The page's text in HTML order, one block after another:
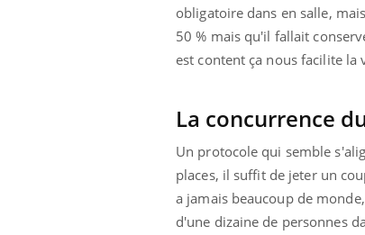
obligatoire dans en salle,
50 % mais qu'il fallait
est content ça nous facilite la
La concurrence
Un protocole qui semble
places, il suffit de jeter un
a jamais beaucoup de
d'une dizaine de personnes